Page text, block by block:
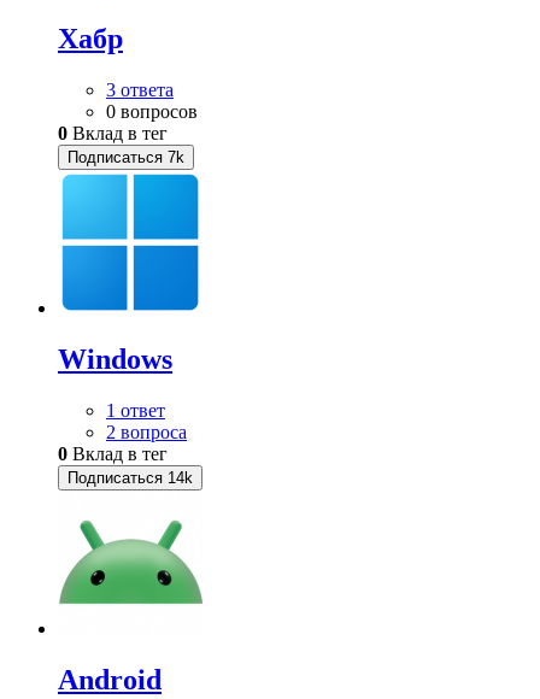
Хабр
3 ответа
0 вопросов
0 Вклад в тег
Подписаться 7k
Windows
1 ответ
2 вопроса
0 Вклад в тег
Подписаться 14k
Android